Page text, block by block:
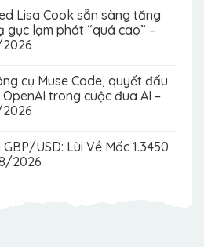
Lisa Cook sẵn sàng tăng
gục lạm phát “quá cao” –
cụ Muse Code, quyết đấu
trong cuộc đua AI –
USD: Lùi Về Mốc 1.3450
2026